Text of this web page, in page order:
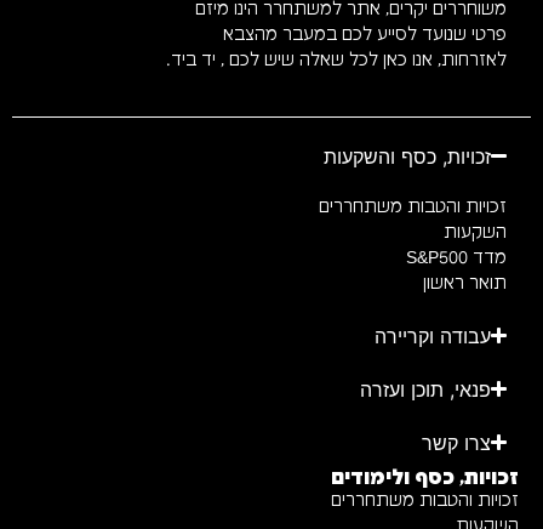
משוחררים יקרים, אתר למשתחרר הינו מיזם
פרטי שנועד לסייע לכם במעבר מהצבא
לאזרחות, אנו כאן לכל שאלה שיש לכם , יד ביד.
זכויות, כסף והשקעות
זכויות והטבות משתחררים
השקעות
מדד S&P500
תואר ראשון
עבודה וקריירה
פנאי, תוכן ועזרה
צרו קשר
זכויות, כסף ולימודים
זכויות והטבות משתחררים